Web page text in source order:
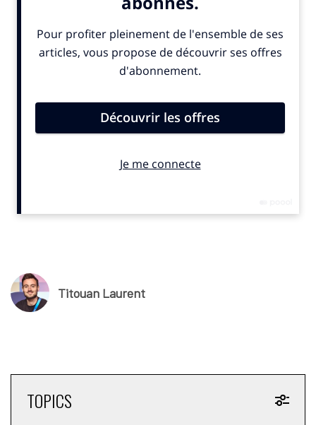
Ce partenariat a donné des idées à la marque du groupe danois
Bestseller. Depuis quelques mois, elle s’est lancée dans
l’aventure de l’équipement technique outdoor avec le
Celle-ci est commercialisée depuis le début de la saison
hivernale 2025/2026. «Nous sommes allés au bout de notre
projet,commente Cédric Jara, Country Sales Manager de Jack
une institution dans les Alpes. Puis en se faisant connaître
rapidement».
Il faut dire qu’en terme de prix que le positionnement de la
marque se situe aux antipodes de ses concurrents, des
marques pourtant installées depuis longtemps sur le marché.
avec un design et des motifs jolis.Du skieur passionné au
vacancier qui s’évade une semaine par an, la collection
s’inscrit pleinement dans l’ADN de Jack & Jones : proposer
Titouan Laurent
TOPICS